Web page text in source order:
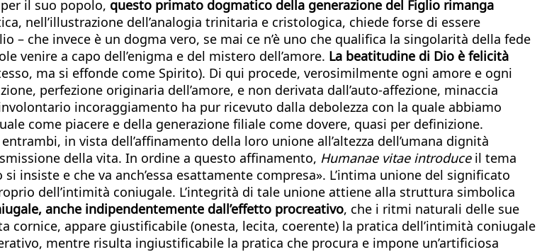
il suo popolo, questo primato dogmatico della generazione del Figlio rimanga
nell’illustrazione dell’analogia trinitaria e cristologica, chiede forse di essere
– che invece è un dogma vero, se mai ce n’è uno che qualifica la singolarità della fede
venire a capo dell’enigma e del mistero dell’amore. La beatitudine di Dio è felicità
ma si effonde come Spirito). Di qui procede, verosimilmente ogni amore e ogni
perfezione originaria dell’amore, e non derivata dall’auto-affezione, minaccia
incoraggiamento ha pur ricevuto dalla debolezza con la quale abbiamo
come piacere e della generazione filiale come dovere, quasi per definizione.
in vista dell’affinamento della loro unione all’altezza dell’umana dignità
della vita. In ordine a questo affinamento, Humanae vitae introduceil tema
e che va anch’essa esattamente compresa». L’intima unione del significato
dell’intimità coniugale. L’integrità di tale unione attiene alla struttura simbolica
anche indipendentemente dall’effetto procreativo, che i ritmi naturali delle sue
appare giustificabile (onesta, lecita, coerente) la pratica dell’intimità coniugale
mentre risulta ingiustificabile la pratica che procura e impone un’artificiosa